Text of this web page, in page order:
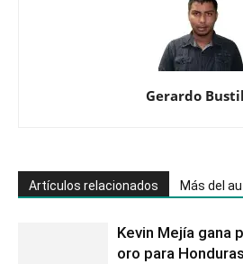
Gerardo
Artículos relacionados Más del
Kevin Mejía gana
oro para